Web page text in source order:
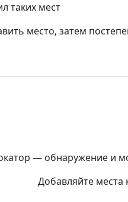
таких мест
место, затем
— обнаружение и
Добавляйте места